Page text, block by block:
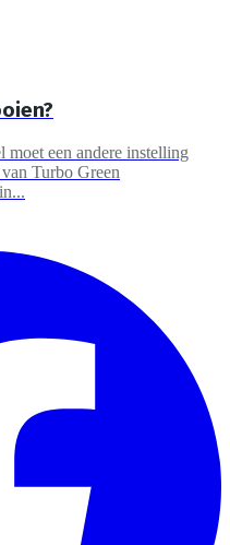
een andere instelling
Turbo Green